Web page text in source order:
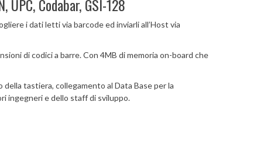
Codabar, GSI-128
i dati letti via barcode ed inviarli all’Host via
di codici a barre. Con 4MB di memoria on-board che
tastiera, collegamento al Data Base per la
ingegneri e dello staff di sviluppo.